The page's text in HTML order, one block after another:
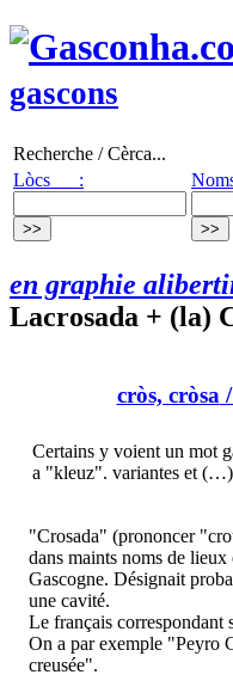
gascons
Recherche / Cèrca...
Lòcs :
en graphie
Lacrosada + (la)
cròs, cròsa/
Certains y voient un mot
a "kleuz". variantes et (…)
"Crosada" (prononcer
dans maints noms de
Gascogne. Désignait
une cavité.
Le français correspondant
On a par exemple "Peyro
creusée".